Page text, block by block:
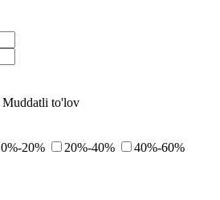
Muddatli to'lov
0%-20% 20%-40%
40%-60%